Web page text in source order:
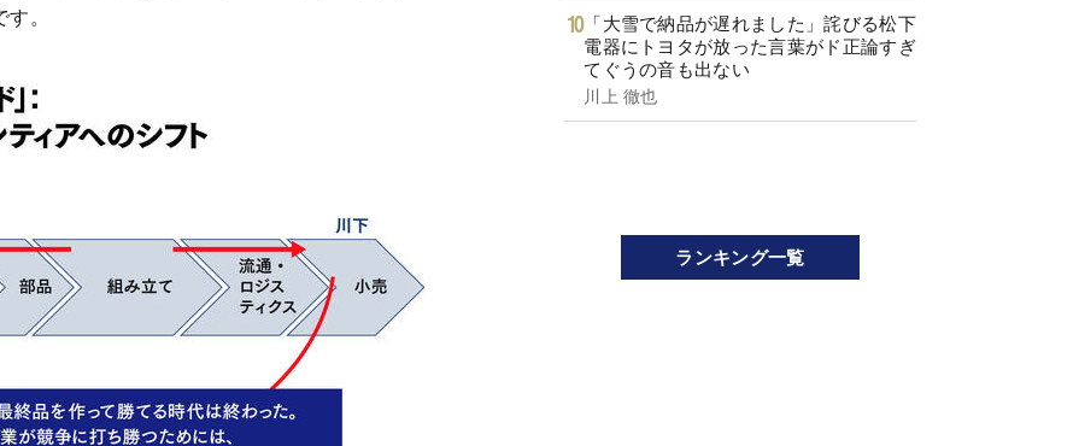
。
「大雪で納品が遅れました」詫びる松下
電器にトヨタが放った言葉がド正論すぎ
てぐうの音も出ない
川上 徹也
ランキング一覧